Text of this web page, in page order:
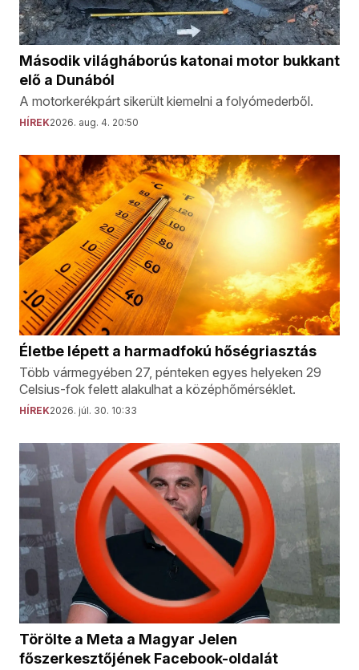
Második világháborús katonai motor bukkant
elő a Dunából
A motorkerékpárt sikerült kiemelni a folyómederből.
HÍREK2026. aug. 4. 20:50
Életbe lépett a harmadfokú hőségriasztás
Több vármegyében 27, pénteken egyes helyeken 29
Celsius-fok felett alakulhat a középhőmérséklet.
HÍREK2026. júl. 30. 10:33
Törölte a Meta a Magyar Jelen
főszerkesztőjének Facebook-oldalát